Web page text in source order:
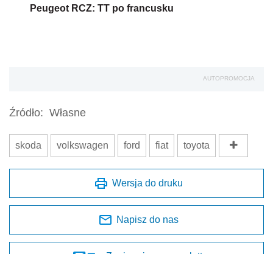
Peugeot RCZ: TT po francusku
AUTOPROMOCJA
Źródło: Własne
skoda volkswagen ford fiat toyota
Wersja do druku
Napisz do nas